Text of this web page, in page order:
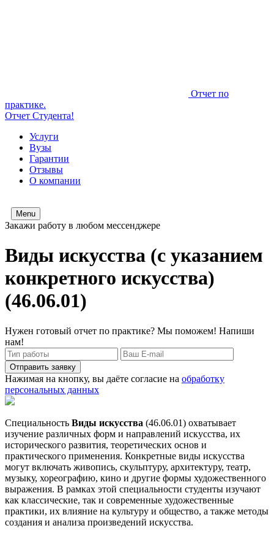
Отчет по
практике.
Отчет Студента!
Услуги
Вузы
Гарантии
Отзывы
О компании
Menu
Закажи работу в любом мессенджере
Виды искусства (с указанием
конкретного искусства)
(46.06.01)
Нужен готовый отчет по практике? Мы поможем! Напиши
нам!
Отправить заявку
Нажимая на кнопку, вы даёте согласие на обработку
персональных данных
Специальность Виды искусства (46.06.01) охватывает
изучение различных форм и направлений искусства, их
исторического развития, теоретических основ и
практического применения. Конкретные виды искусства
могут включать живопись, скульптуру, архитектуру, театр,
музыку, хореографию, кино и другие формы художественного
выражения. В рамках этой специальности студенты изучают
как классические, так и современные художественные
практики, их влияние на культуру и общество, а также методы
создания и анализа произведений искусства.